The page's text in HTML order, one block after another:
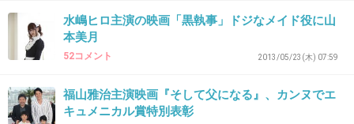
声がいつもガラガラ
35. 匿名2014/05/04(日) 10:41:43
水嶋ヒロ主演の映画「黒執事」ドジなメイド役に山
本美月
52コメント 2013/05/23(木) 07:59
福山雅治主演映画『そして父になる』、カンヌでエ
キュメニカル賞特別表彰